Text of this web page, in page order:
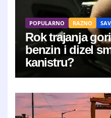
POPULARNO RAZNO
Rok trajanja
benzin i dizel
kanistru?